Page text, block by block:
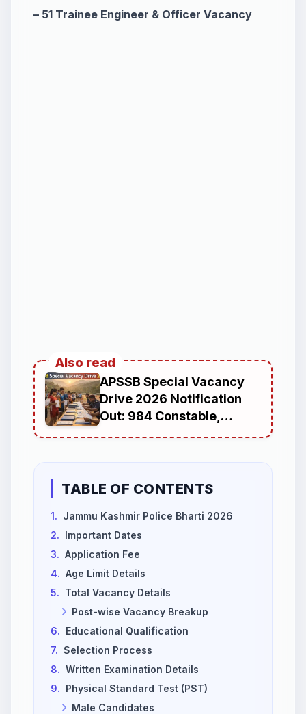
– 51 Trainee Engineer & Officer Vacancy
Also read
APSSB Special Vacancy
Drive 2026 Notification
Out: 984 Constable,
Fireman and Special Tiger
Uniformed Services
TABLE OF CONTENTS
1. Jammu Kashmir Police Bharti 2026
2. Important Dates
3. Application Fee
4. Age Limit Details
5. Total Vacancy Details
Post-wise Vacancy Breakup
6. Educational Qualification
7. Selection Process
8. Written Examination Details
9. Physical Standard Test (PST)
Male Candidates